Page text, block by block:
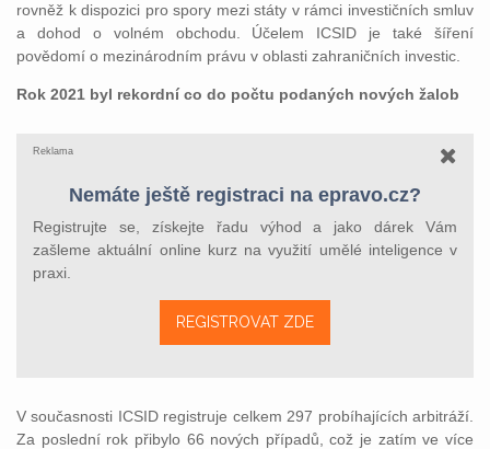
rovněž k dispozici pro spory mezi státy v rámci investičních smluv
a dohod o volném obchodu. Účelem ICSID je také šíření
povědomí o mezinárodním právu v oblasti zahraničních investic.
Rok 2021 byl rekordní co do počtu podaných nových žalob
Reklama
Nemáte ještě registraci na epravo.cz?
Registrujte se, získejte řadu výhod a jako dárek Vám
zašleme aktuální online kurz na využití umělé inteligence v
praxi.
REGISTROVAT ZDE
V současnosti ICSID registruje celkem 297 probíhajících arbitráží.
Za poslední rok přibylo 66 nových případů, což je zatím ve více